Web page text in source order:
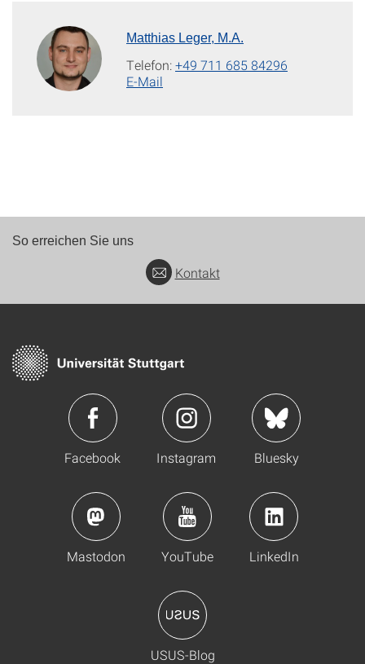
Matthias Leger, M.A.
Telefon:+49 711 685 84296
E-Mail
So erreichen Sie uns
Kontakt
Facebook Instagram Bluesky
Mastodon YouTube LinkedIn
USUS-Blog